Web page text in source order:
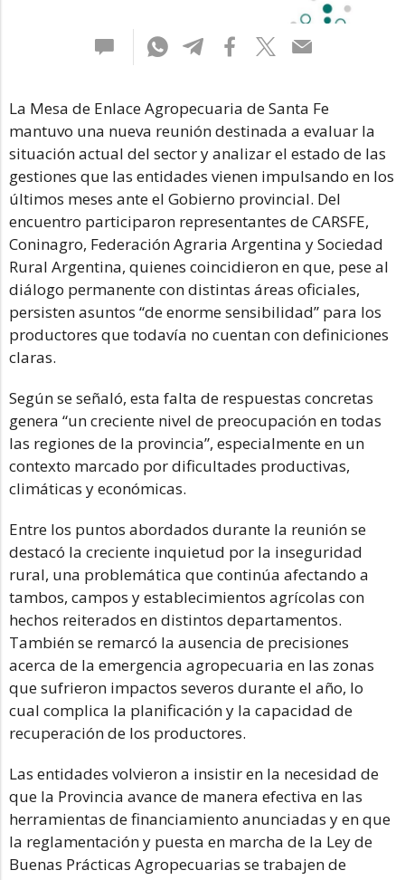
La Mesa de Enlace Agropecuaria de Santa Fe
mantuvo una nueva reunión destinada a evaluar la
situación actual del sector y analizar el estado de las
gestiones que las entidades vienen impulsando en los
últimos meses ante el Gobierno provincial. Del
encuentro participaron representantes de CARSFE,
Coninagro, Federación Agraria Argentina y Sociedad
Rural Argentina, quienes coincidieron en que, pese al
diálogo permanente con distintas áreas oficiales,
persisten asuntos “de enorme sensibilidad” para los
productores que todavía no cuentan con definiciones
claras.
Según se señaló, esta falta de respuestas concretas
genera “un creciente nivel de preocupación en todas
las regiones de la provincia”, especialmente en un
contexto marcado por dificultades productivas,
climáticas y económicas.
Entre los puntos abordados durante la reunión se
destacó la creciente inquietud por la inseguridad
rural, una problemática que continúa afectando a
tambos, campos y establecimientos agrícolas con
hechos reiterados en distintos departamentos.
También se remarcó la ausencia de precisiones
acerca de la emergencia agropecuaria en las zonas
que sufrieron impactos severos durante el año, lo
cual complica la planificación y la capacidad de
recuperación de los productores.
Las entidades volvieron a insistir en la necesidad de
que la Provincia avance de manera efectiva en las
herramientas de financiamiento anunciadas y en que
la reglamentación y puesta en marcha de la Ley de
Buenas Prácticas Agropecuarias se trabajen de